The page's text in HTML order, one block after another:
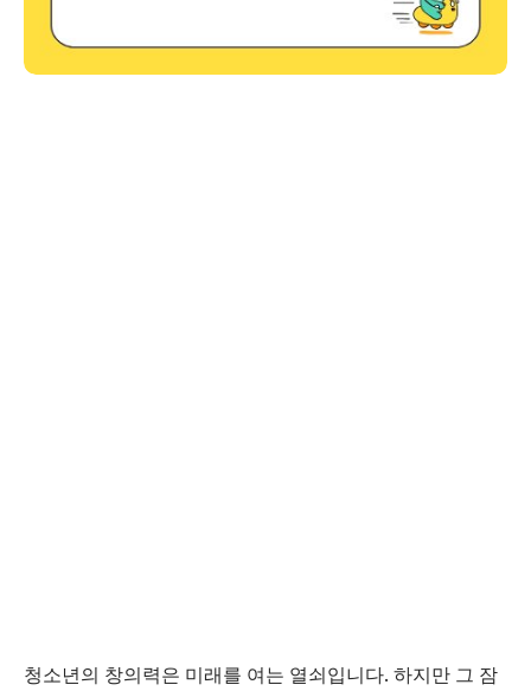
청소년의 창의력은 미래를 여는 열쇠입니다. 하지만 그 잠